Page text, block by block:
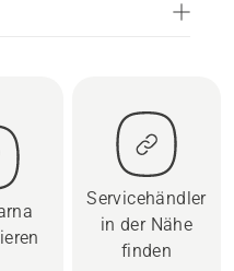
Servicehändler
in der Nähe
finden